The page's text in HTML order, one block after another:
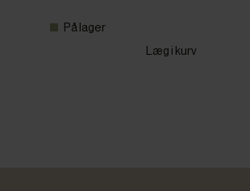
På lager
Læg i kurv